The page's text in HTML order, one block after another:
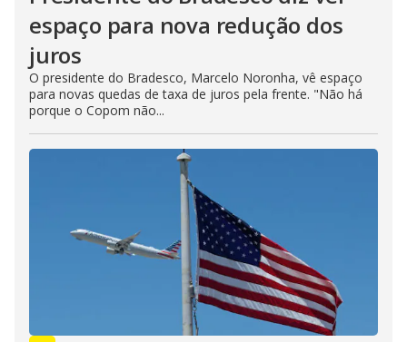
espaço para nova redução dos
juros
O presidente do Bradesco, Marcelo Noronha, vê espaço
para novas quedas de taxa de juros pela frente. "Não há
porque o Copom não...